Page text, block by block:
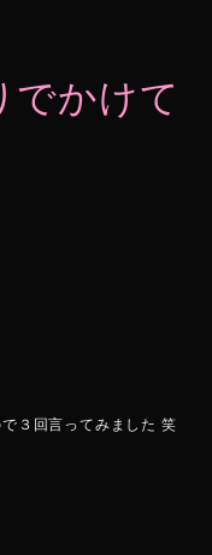
でかけて
３回言ってみました 笑